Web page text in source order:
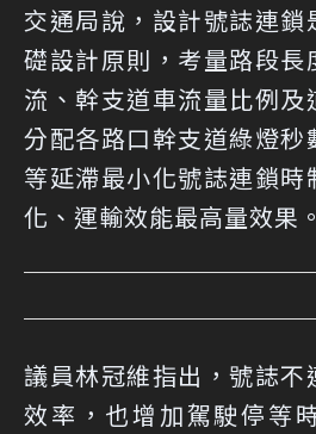
交通局說，設計號誌連
礎設計原則，考量路段長
流、幹支道車流量比例及
分配各路口幹支道綠燈秒
等延滯最小化號誌連鎖時
化、運輸效能最高量效果。
議員林冠維指出，號誌不
效率，也增加駕駛停等